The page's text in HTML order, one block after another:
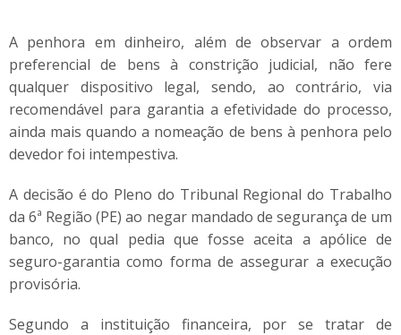
A penhora em dinheiro, além de observar a ordem
preferencial de bens à constrição judicial, não fere
qualquer dispositivo legal, sendo, ao contrário, via
recomendável para garantia a efetividade do processo,
ainda mais quando a nomeação de bens à penhora pelo
devedor foi intempestiva.
A decisão é do Pleno do Tribunal Regional do Trabalho
da 6ª Região (PE) ao negar mandado de segurança de um
banco, no qual pedia que fosse aceita a apólice de
seguro-garantia como forma de assegurar a execução
provisória.
Segundo a instituição financeira, por se tratar de